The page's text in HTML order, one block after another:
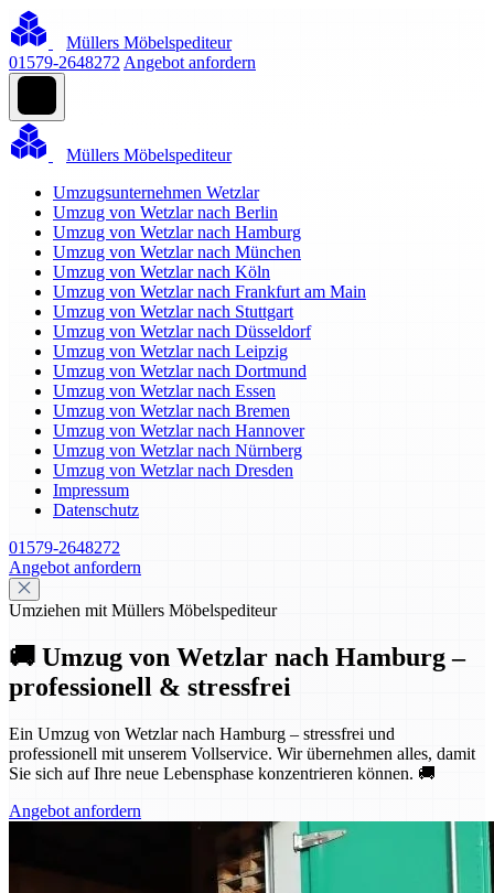
Müllers Möbelspediteur
01579-2648272 Angebot anfordern
Müllers Möbelspediteur
Umzugsunternehmen Wetzlar
Umzug von Wetzlar nach Berlin
Umzug von Wetzlar nach Hamburg
Umzug von Wetzlar nach München
Umzug von Wetzlar nach Köln
Umzug von Wetzlar nach Frankfurt am Main
Umzug von Wetzlar nach Stuttgart
Umzug von Wetzlar nach Düsseldorf
Umzug von Wetzlar nach Leipzig
Umzug von Wetzlar nach Dortmund
Umzug von Wetzlar nach Essen
Umzug von Wetzlar nach Bremen
Umzug von Wetzlar nach Hannover
Umzug von Wetzlar nach Nürnberg
Umzug von Wetzlar nach Dresden
Impressum
Datenschutz
01579-2648272
Angebot anfordern
Umziehen mit Müllers Möbelspediteur
🚚 Umzug von Wetzlar nach Hamburg –
professionell & stressfrei
Ein Umzug von Wetzlar nach Hamburg – stressfrei und
professionell mit unserem Vollservice. Wir übernehmen alles, damit
Sie sich auf Ihre neue Lebensphase konzentrieren können. 🚚
Angebot anfordern